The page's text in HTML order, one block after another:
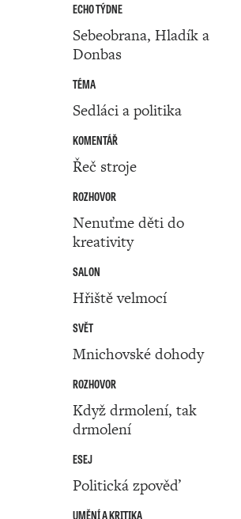
ECHO TÝDNE
Sebeobrana, Hladík a
Donbas
TÉMA
Sedláci a politika
KOMENTÁŘ
Řeč stroje
ROZHOVOR
Nenuťme děti do
kreativity
SALON
Hřiště velmocí
SVĚT
Mnichovské dohody
ROZHOVOR
Když drmolení, tak
drmolení
ESEJ
Politická zpověď
UMĚNÍ A KRITIKA